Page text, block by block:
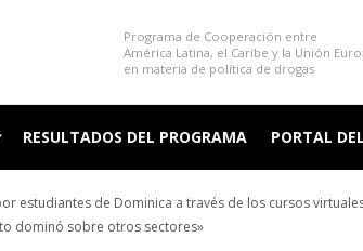
Programa de Cooperación entre
América Latina, el Caribe y la Unión
en materia de política de drogas
RESULTADOS DEL PROGRAMA PORTAL
estudiantes de Dominica a través de los cursos
dominó sobre otros sectores»